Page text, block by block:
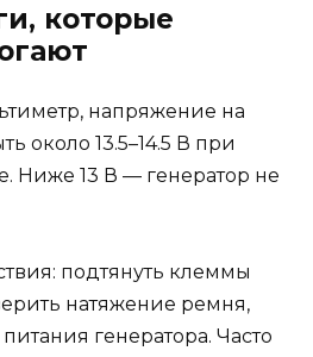
которые
напряжение на
около 13.5–14.5 В при
Ниже 13 В — генератор не
подтянуть клеммы
натяжение ремня,
генератора. Часто